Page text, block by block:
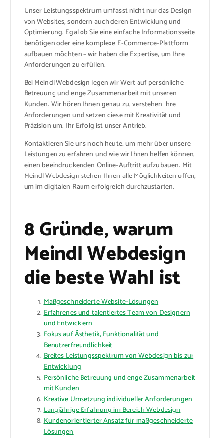
Unser Leistungsspektrum umfasst nicht nur das Design
von Websites, sondern auch deren Entwicklung und
Optimierung. Egal ob Sie eine einfache Informationsseite
benötigen oder eine komplexe E-Commerce-Plattform
aufbauen möchten – wir haben die Expertise, um Ihre
Anforderungen zu erfüllen.
Bei Meindl Webdesign legen wir Wert auf persönliche
Betreuung und enge Zusammenarbeit mit unseren
Kunden. Wir hören Ihnen genau zu, verstehen Ihre
Anforderungen und setzen diese mit Kreativität und
Präzision um. Ihr Erfolg ist unser Antrieb.
Kontaktieren Sie uns noch heute, um mehr über unsere
Leistungen zu erfahren und wie wir Ihnen helfen können,
einen beeindruckenden Online-Auftritt aufzubauen. Mit
Meindl Webdesign stehen Ihnen alle Möglichkeiten offen,
um im digitalen Raum erfolgreich durchzustarten.
8 Gründe, warum
Meindl Webdesign
die beste Wahl ist
Maßgeschneiderte Website-Lösungen
Erfahrenes und talentiertes Team von Designern
und Entwicklern
Fokus auf Ästhetik, Funktionalität und
Benutzerfreundlichkeit
Breites Leistungsspektrum von Webdesign bis zur
Entwicklung
Persönliche Betreuung und enge Zusammenarbeit
mit Kunden
Kreative Umsetzung individueller Anforderungen
Langjährige Erfahrung im Bereich Webdesign
Kundenorientierter Ansatz für maßgeschneiderte
Lösungen